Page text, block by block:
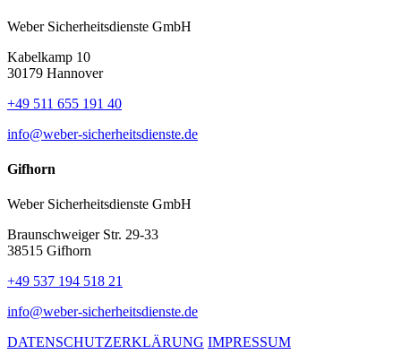
Weber Sicherheitsdienste GmbH
Kabelkamp 10
30179 Hannover
+49 511 655 191 40
info@weber-sicherheitsdienste.de
Gifhorn
Weber Sicherheitsdienste GmbH
Braunschweiger Str. 29-33
38515 Gifhorn
+49 537 194 518 21
info@weber-sicherheitsdienste.de
DATENSCHUTZERKLÄRUNG IMPRESSUM